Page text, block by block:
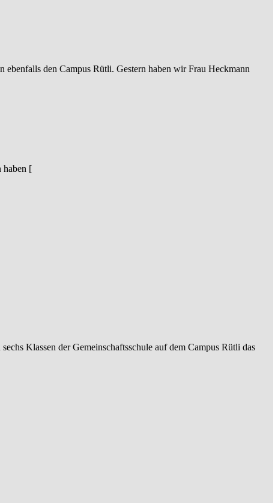
ebenfalls den Campus Rütli. Gestern haben wir Frau Heckmann
haben [
Klassen der Gemeinschaftsschule auf dem Campus Rütli das